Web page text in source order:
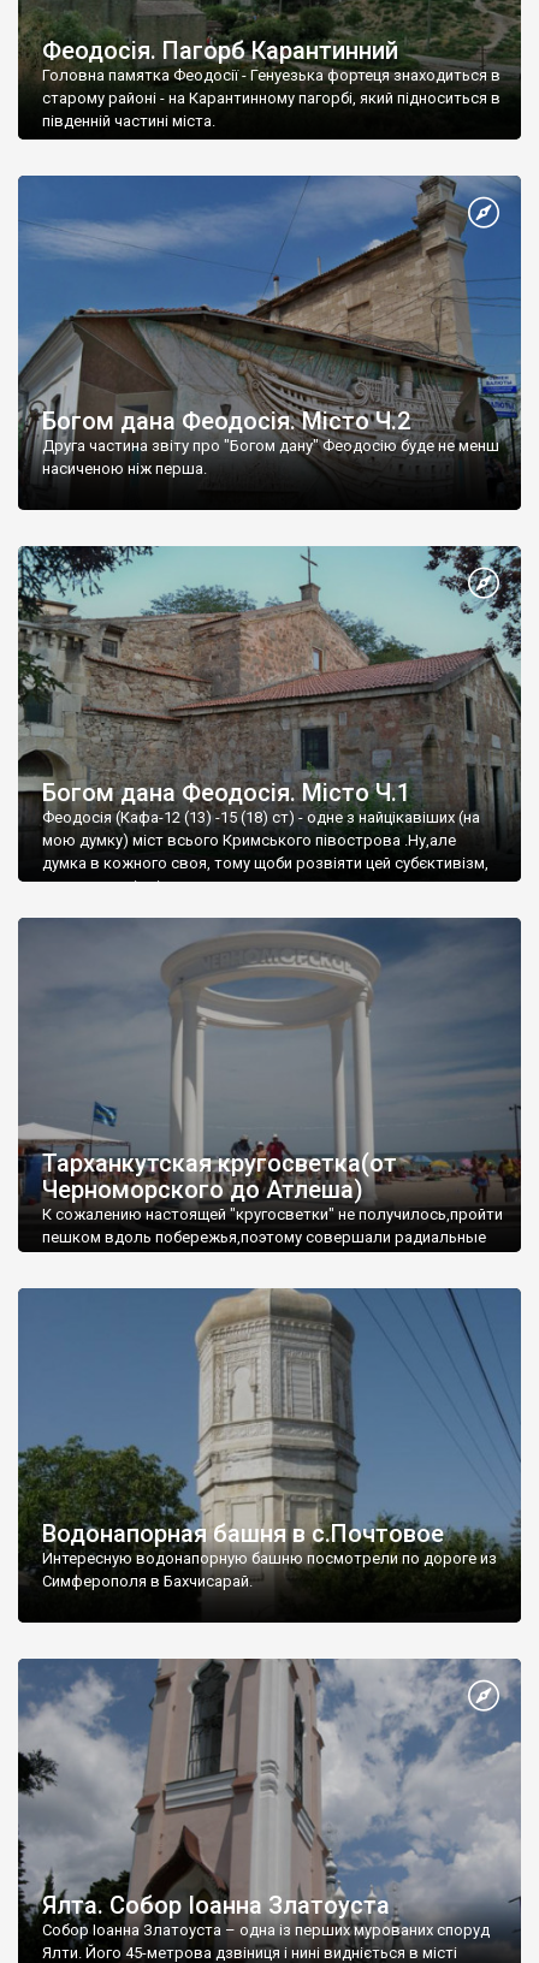
Феодосія. Пагорб Карантинний
Головна памятка Феодосії - Генуезька фортеця знаходиться в
старому районі - на Карантинному пагорбі, який підноситься в
південній частині міста.
Богом дана Феодосія. Місто Ч.2
Друга частина звіту про "Богом дану" Феодосію буде не менш
насиченою ніж перша.
Богом дана Феодосія. Місто Ч.1
Феодосія (Кафа-12 (13) -15 (18) ст) - одне з найцікавіших (на
мою думку) міст всього Кримського півострова .Ну,але
думка в кожного своя, тому щоби розвіяти цей субєктивізм,
запрошую відвідати це
Тарханкутская кругосветка(от
Черноморского до Атлеша)
К сожалению настоящей "кругосветки" не получилось,пройти
пешком вдоль побережья,поэтому совершали радиальные
Водонапорная башня в с.Почтовое
Интересную водонапорную башню посмотрели по дороге из
Симферополя в Бахчисарай.
Ялта. Собор Іоанна Златоуста
Собор Іоанна Златоуста – одна із перших мурованих споруд
Ялти. Його 45-метрова дзвіниця і нині видніється в місті